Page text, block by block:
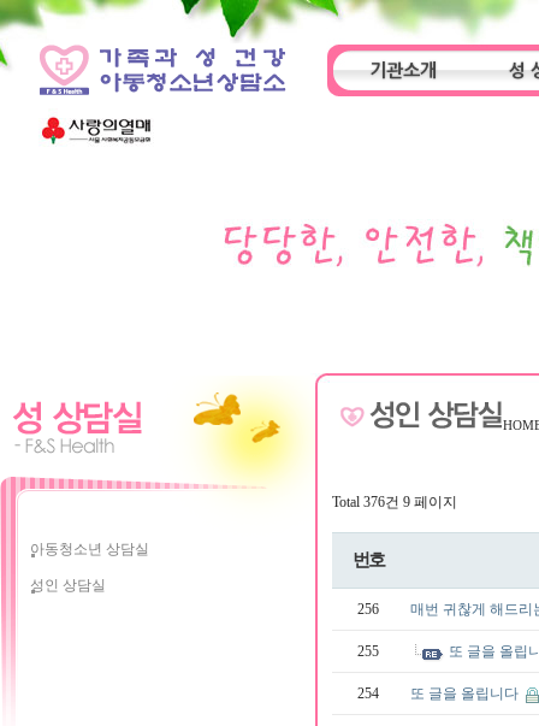
기관소개 성
아동청소년 상담실
성인 상담실
Total 376건 9 페이지
번호
256 매번 귀찮게 해드
255 또 글을 올립
254 또 글을 올립니다